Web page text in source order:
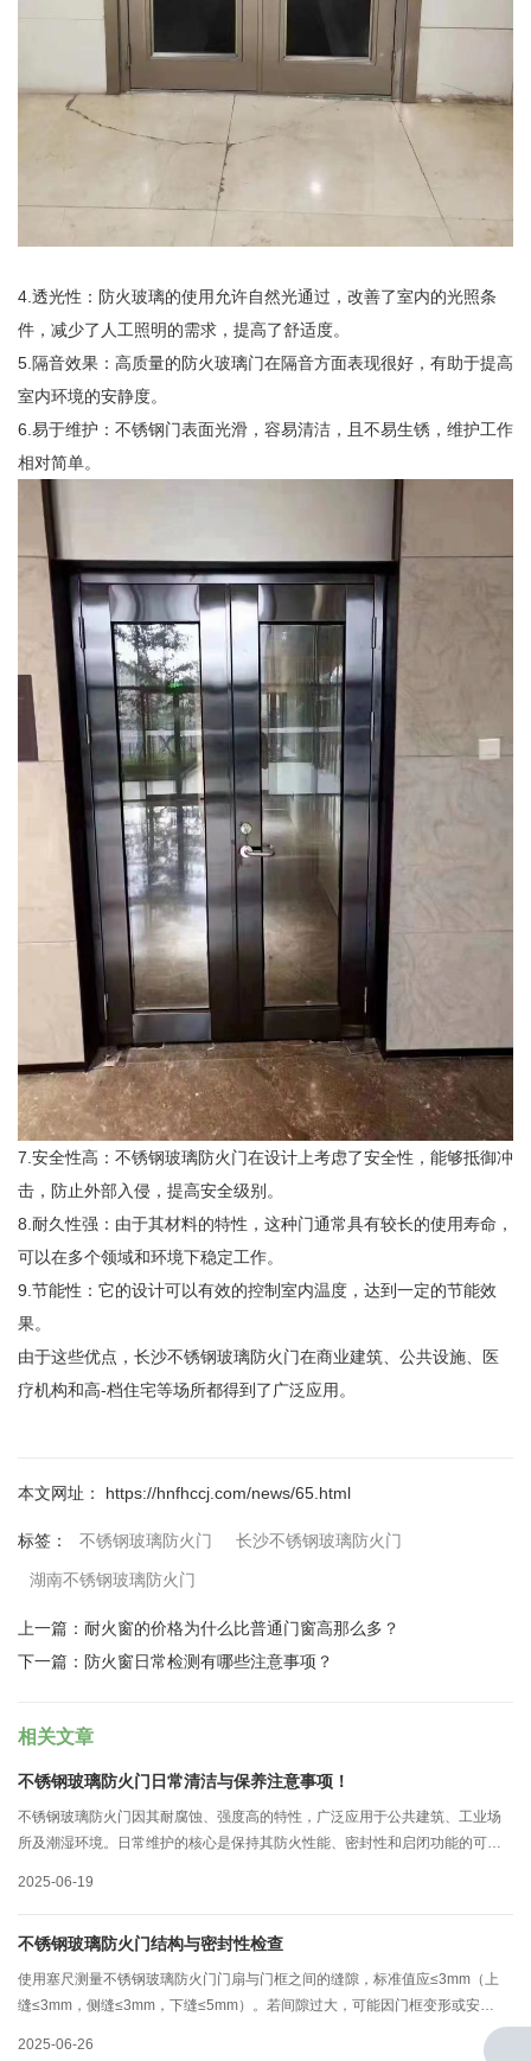
4.透光性：防火玻璃的使用允许自然光通过，改善了室内的光照条
件，减少了人工照明的需求，提高了舒适度。
5.隔音效果：高质量的防火玻璃门在隔音方面表现很好，有助于提高
室内环境的安静度。
6.易于维护：不锈钢门表面光滑，容易清洁，且不易生锈，维护工作
相对简单。
7.安全性高：不锈钢玻璃防火门在设计上考虑了安全性，能够抵御冲
击，防止外部入侵，提高安全级别。
8.耐久性强：由于其材料的特性，这种门通常具有较长的使用寿命，
可以在多个领域和环境下稳定工作。
9.节能性：它的设计可以有效的控制室内温度，达到一定的节能效
果。
由于这些优点，长沙不锈钢玻璃防火门在商业建筑、公共设施、医
疗机构和高-档住宅等场所都得到了广泛应用。
本文网址： https://hnfhccj.com/news/65.html
标签： 不锈钢玻璃防火门 长沙不锈钢玻璃防火门
湖南不锈钢玻璃防火门
上一篇： 耐火窗的价格为什么比普通门窗高那么多？
下一篇： 防火窗日常检测有哪些注意事项？
相关文章
不锈钢玻璃防火门日常清洁与保养注意事项！
不锈钢玻璃防火门因其耐腐蚀、强度高的特性，广泛应用于公共建筑、工业场
所及潮湿环境。日常维护的核心是保持其防火性能、密封性和启闭功能的可靠
2025-06-19
不锈钢玻璃防火门结构与密封性检查
使用塞尺测量不锈钢玻璃防火门门扇与门框之间的缝隙，标准值应≤3mm（上
缝≤3mm，侧缝≤3mm，下缝≤5mm）。若间隙过大，可能因门框变形或安装
误差导致，需联系专业人员调整门扇位置或更换门框，避免火灾时烟气泄漏。
2025-06-26